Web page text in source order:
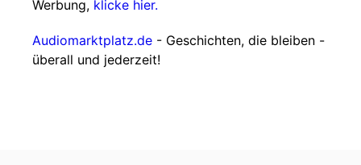
Werbung, klicke hier.
Audiomarktplatz.de - Geschichten, die bleiben -
überall und jederzeit!